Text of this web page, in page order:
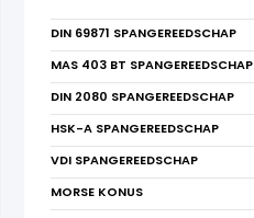
DIN 69871 SPANGEREEDSCHAP
MAS 403 BT SPANGEREEDSCHAP
DIN 2080 SPANGEREEDSCHAP
HSK-A SPANGEREEDSCHAP
VDI SPANGEREEDSCHAP
MORSE KONUS